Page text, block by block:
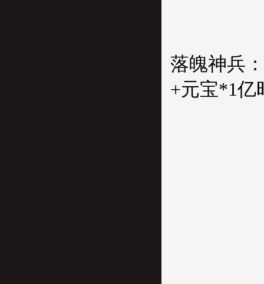
落魄神兵
+元宝*1亿